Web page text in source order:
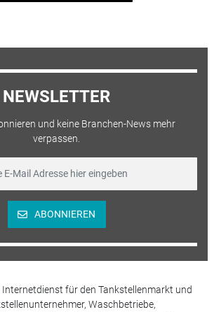
NEWSLETTER
und keine Branchen-News mehr
verpassen.
ABONNIEREN
Internetdienst für den Tankstellenmarkt und
Waschbetriebe,